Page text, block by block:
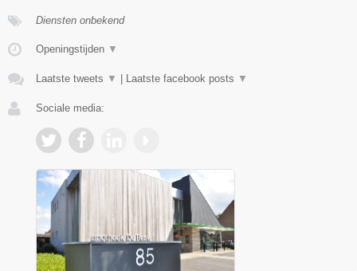
Diensten onbekend
Openingstijden ▼
Laatste tweets ▼ Laatste facebook posts ▼
Sociale media: